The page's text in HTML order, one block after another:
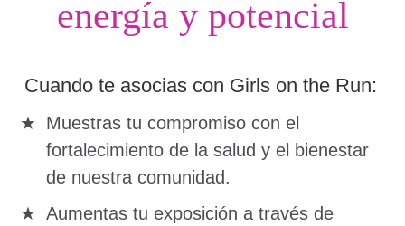
energía y potencial
Cuando te asocias con Girls on the Run:
Muestras tu compromiso con el
fortalecimiento de la salud y el bienestar
de nuestra comunidad.
Aumentas tu exposición a través de